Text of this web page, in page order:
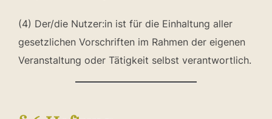
(4) Der/die Nutzer:in ist für die Einhaltung aller
gesetzlichen Vorschriften im Rahmen der eigenen
Veranstaltung oder Tätigkeit selbst verantwortlich.